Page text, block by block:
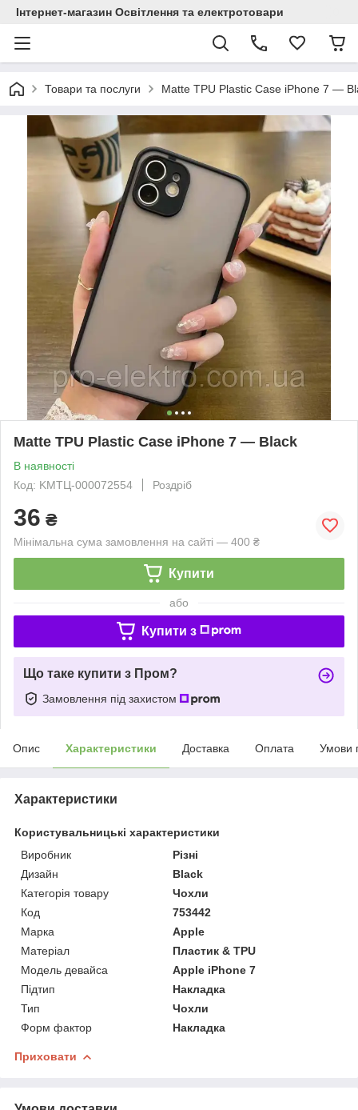
Інтернет-магазин Освітлення та електротовари
Товари та послуги Matte TPU Plastic Case iPhone 7 —
Matte TPU Plastic Case iPhone 7 — Black
В наявності
Код: KMTЦ-000072554
Роздріб
36 ₴
Мінімальна сума замовлення на сайті — 400 ₴
Купити
або
Купити з
Що таке купити з Пром?
Замовлення під захистом
Опис Характеристики Доставка Оплата Умови
Характеристики
Користувальницькі характеристики
Виробник
Різні
Дизайн
Black
Категорія товару
Чохли
Код
753442
Марка
Apple
Матеріал
Пластик & TPU
Модель девайса
Apple iPhone 7
Підтип
Накладка
Тип
Чохли
Форм фактор
Накладка
Приховати